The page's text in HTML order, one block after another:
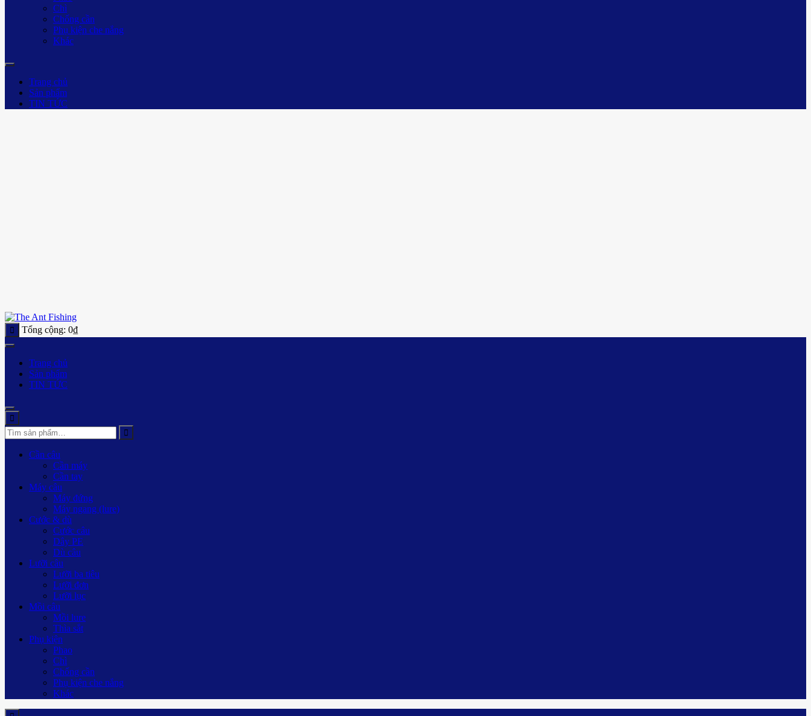
Chì
Chống cần
Phụ kiện che nắng
Khác
Trang chủ
Sản phẩm
TIN TỨC
Tổng cộng: 0₫
Trang chủ
Sản phẩm
TIN TỨC
Cần câu
Cần máy
Cần tay
Máy câu
Máy đứng
Máy ngang (lure)
Cước & dù
Cước câu
Dây PE
Dù câu
Lưỡi câu
Lưỡi ba tiêu
Lưỡi đơn
Lưỡi lục
Mồi câu
Mồi lure
Thìa sắt
Phụ kiện
Phao
Chì
Chống cần
Phụ kiện che nắng
Khác